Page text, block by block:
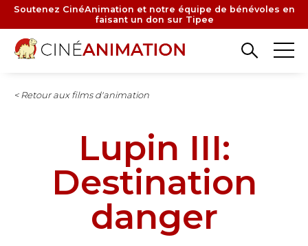
Aller
contenu
principal
Soutenez CinéAnimation et notre équipe de bénévoles en
faisant un don sur Tipee
< Retour aux films d'animation
Lupin III:
Destination
danger